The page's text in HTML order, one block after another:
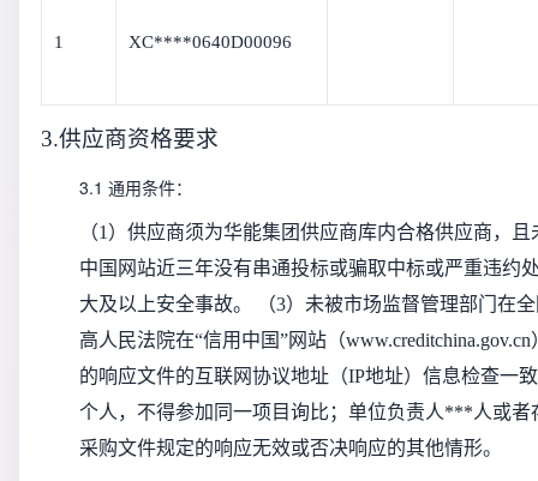
1 XC****0640D00096
3.供应商资格要求
3.1 通用条件：
（1）供应商须为华能集团供应商库内合格供应商，
中国网站近三年没有串通投标或骗取中标或严重违约
大及以上安全事故。 （3）未被市场监督管理部门在
高人民法院在“信用中国”网站（
的响应文件的互联网协议地址（IP地址）信息检查一
个人，不得参加同一项目询比；单位负责人***人或
采购文件规定的响应无效或否决响应的其他情形。